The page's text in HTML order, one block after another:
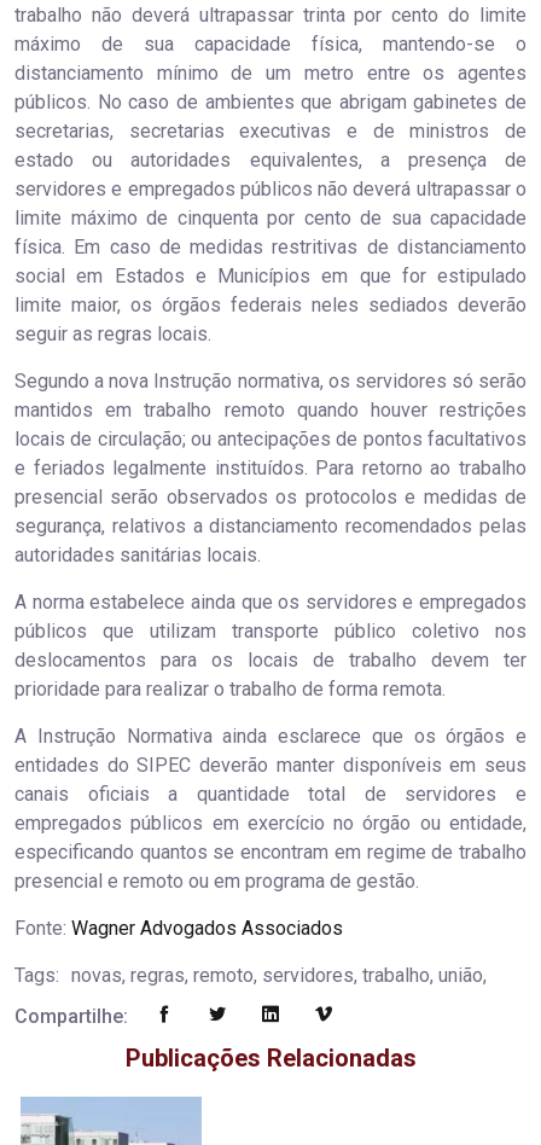
trabalho não deverá ultrapassar trinta por cento do limite
máximo de sua capacidade física, mantendo-se o
distanciamento mínimo de um metro entre os agentes
públicos. No caso de ambientes que abrigam gabinetes de
secretarias, secretarias executivas e de ministros de
estado ou autoridades equivalentes, a presença de
servidores e empregados públicos não deverá ultrapassar o
limite máximo de cinquenta por cento de sua capacidade
física. Em caso de medidas restritivas de distanciamento
social em Estados e Municípios em que for estipulado
limite maior, os órgãos federais neles sediados deverão
seguir as regras locais.
Segundo a nova Instrução normativa, os servidores só serão
mantidos em trabalho remoto quando houver restrições
locais de circulação; ou antecipações de pontos facultativos
e feriados legalmente instituídos. Para retorno ao trabalho
presencial serão observados os protocolos e medidas de
segurança, relativos a distanciamento recomendados pelas
autoridades sanitárias locais.
A norma estabelece ainda que os servidores e empregados
públicos que utilizam transporte público coletivo nos
deslocamentos para os locais de trabalho devem ter
prioridade para realizar o trabalho de forma remota.
A Instrução Normativa ainda esclarece que os órgãos e
entidades do SIPEC deverão manter disponíveis em seus
canais oficiais a quantidade total de servidores e
empregados públicos em exercício no órgão ou entidade,
especificando quantos se encontram em regime de trabalho
presencial e remoto ou em programa de gestão.
Fonte: Wagner Advogados Associados
Tags: novas, regras, remoto, servidores, trabalho, união,
Compartilhe:
Publicações Relacionadas